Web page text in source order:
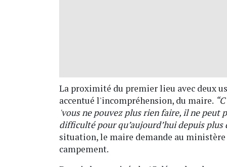
La proximité du premier lieu avec deux
accentué l'incompréhension, du maire.
'vous ne pouvez plus rien faire, il ne peut
difficulté pour qu’aujourd’hui depuis
situation, le maire demande au
campement.